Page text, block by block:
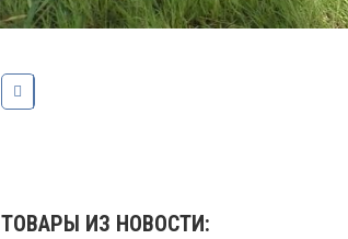
ТОВАРЫ ИЗ НОВОСТИ: